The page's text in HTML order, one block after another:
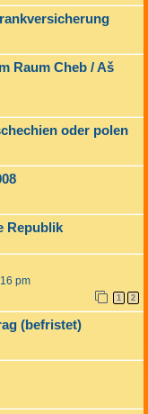
Raum Cheb / Aš
oder polen
Republik
pm
1 2
(befristet)